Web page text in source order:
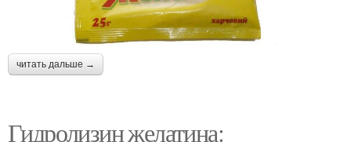
читать дальше →
Гидролизин желатина: